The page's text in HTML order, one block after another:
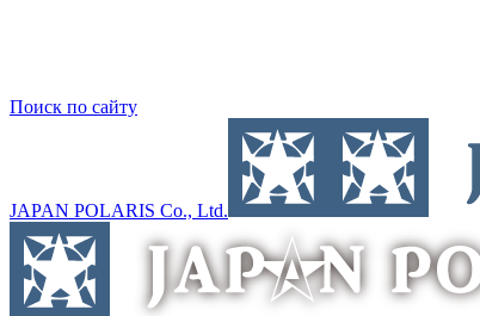
Поиск по сайту
JAPAN POLARIS Co., Ltd.